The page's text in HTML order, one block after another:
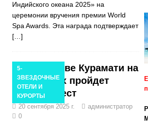
2026: солнце,
экономия и
предложения
СПЕЦИАЛЬН
Индийского океана 2025» на
церемонии вручения премии World
Spa Awards. Эта награда подтверждает
[…]
5-
ЗВЕЗДОЧНЫЕ
ОТЕЛИ И
КУРОРТЫ
На острове Курамати на
Мальдивах пройдет
Октоберфест
20 сентября 2025 г.
администратор
0